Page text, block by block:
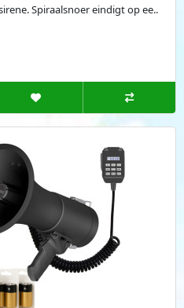
Spiraalsnoer eindigt op ee..